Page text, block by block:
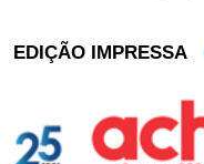
EDIÇÃO IMPRESSA